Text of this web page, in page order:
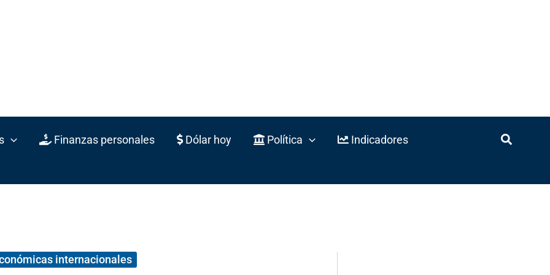
Finanzas personales Dólar hoy Política Indicadores
internacionales